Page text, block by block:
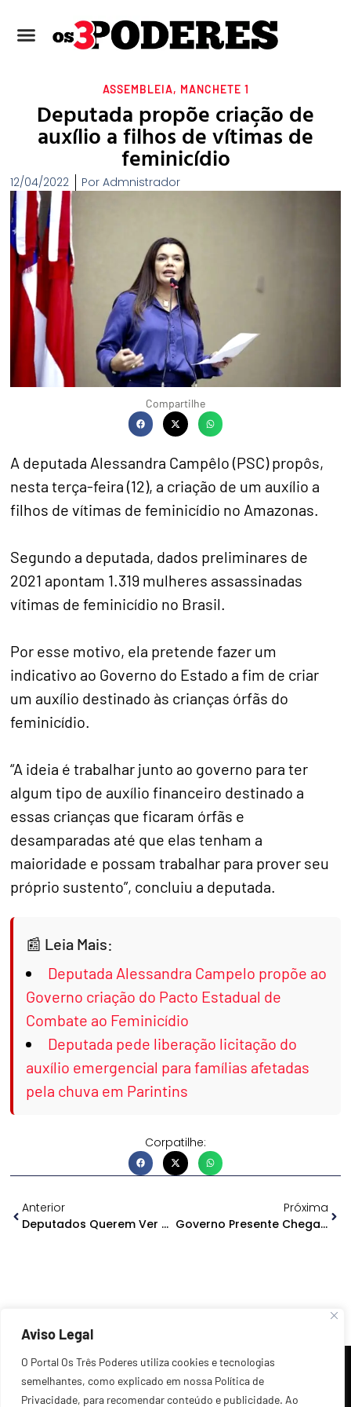
Aviso Legal
O Portal Os Três Poderes utiliza cookies e tecnologias
semelhantes, como explicado em nossa Política de
Privacidade, para recomendar conteúdo e publicidade. Ao
ASSEMBLEIA, MANCHETE 1
Deputada propõe criação de
auxílio a filhos de vítimas de
feminicídio
12/04/2022 Por Admnistrador
Compartilhe
A deputada Alessandra Campêlo (PSC) propôs,
nesta terça-feira (12), a criação de um auxílio a
filhos de vítimas de feminicídio no Amazonas.
Segundo a deputada, dados preliminares de
2021 apontam 1.319 mulheres assassinadas
vítimas de feminicídio no Brasil.
Por esse motivo, ela pretende fazer um
indicativo ao Governo do Estado a fim de criar
um auxílio destinado às crianças órfãs do
feminicídio.
“A ideia é trabalhar junto ao governo para ter
algum tipo de auxílio financeiro destinado a
essas crianças que ficaram órfãs e
desamparadas até que elas tenham a
maioridade e possam trabalhar para prover seu
próprio sustento”, concluiu a deputada.
Leia Mais:
Deputada Alessandra Campelo propõe ao
Governo criação do Pacto Estadual de
Combate ao Feminicídio
Deputada pede liberação licitação do
auxílio emergencial para famílias afetadas
pela chuva em Parintins
Corpatilhe:
Anterior
Deputados Querem Ver De Perto Os Riscos Da Abertura Das Comportas Em Balbina
Próxima
Governo Presente Chega A Carauari